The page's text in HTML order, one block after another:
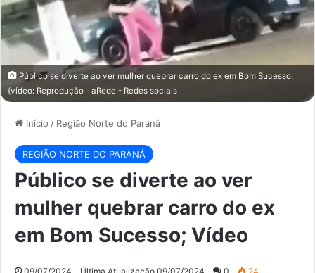
Público se diverte ao ver mulher quebrar carro do ex em Bom Sucesso.
(vídeo: Reprodução - aRede - Redes sociais
Início / Região Norte do Paraná
REGIÃO NORTE DO PARANÁ
Público se diverte ao ver
mulher quebrar carro do ex
em Bom Sucesso; Vídeo